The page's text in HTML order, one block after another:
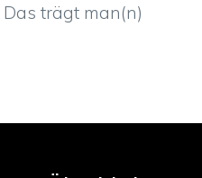
trägt man(n)